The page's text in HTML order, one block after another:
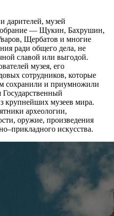
дарителей, музей
— Щукин, Бахрушин,
Щербатов и многие
ради общего дела, не
славой или выгодой.
музея, его
сотрудников, которые
сохранили и приумножили
крупнейших музеев мира.
археологии,
оружие, произведения
искусства.